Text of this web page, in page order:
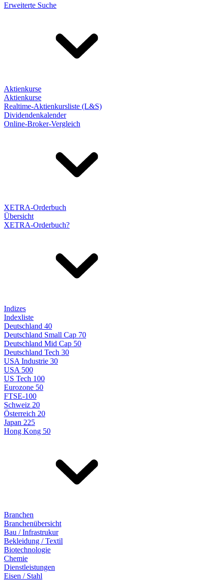
Erweiterte Suche
Aktienkurse
Aktienkurse
Realtime-Aktienkursliste (L&S)
Dividendenkalender
Online-Broker-Vergleich
XETRA-Orderbuch
Übersicht
XETRA-Orderbuch?
Indizes
Indexliste
Deutschland 40
Deutschland Small Cap 70
Deutschland Mid Cap 50
Deutschland Tech 30
USA Industrie 30
USA 500
US Tech 100
Eurozone 50
FTSE-100
Schweiz 20
Österreich 20
Japan 225
Hong Kong 50
Branchen
Branchenübersicht
Bau / Infrastrukur
Bekleidung / Textil
Biotechnologie
Chemie
Dienstleistungen
Eisen / Stahl